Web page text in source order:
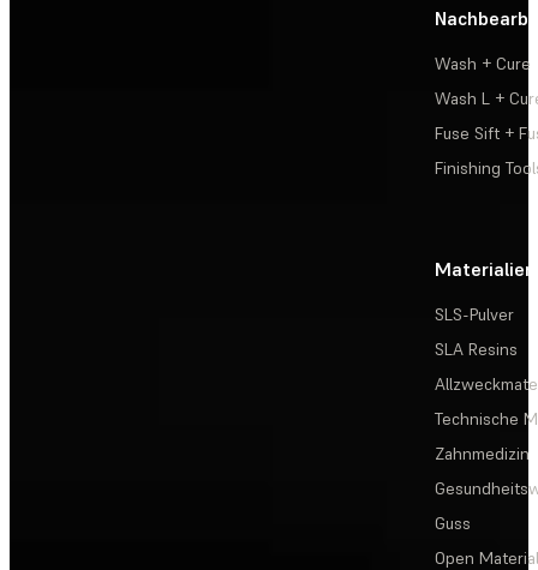
Wash + Cure
Wash L +
Fuse Sift +
Finishing
Materialien
SLS-Pulver
SLA Resins
Technische
Zahnmedizin
Guss
Open